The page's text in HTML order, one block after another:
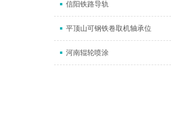
信阳铁路导轨
平顶山可钢铁卷取机轴承位
河南辊轮喷涂